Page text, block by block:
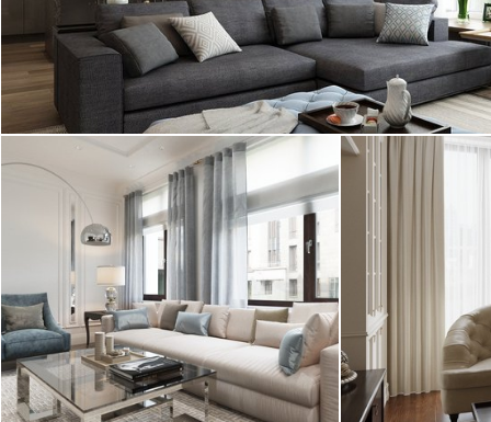
квартира, 100 м 2
Фьюжн, современный стиль
Элитный дизайн квартиры в ЖК
"Смольный парк",
выполненный дизайнером Студии ...
квартира, 100 м2
квартира, 130